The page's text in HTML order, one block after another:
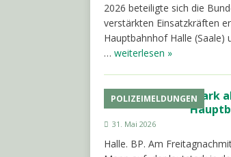
2026 beteiligte sich die
verstärkten Einsatzkräften
Hauptbahnhof Halle (Saale)
… weiterlesen »
POLIZEIMELDUNGENStark
31. Mai 2026
Halle. BP. Am